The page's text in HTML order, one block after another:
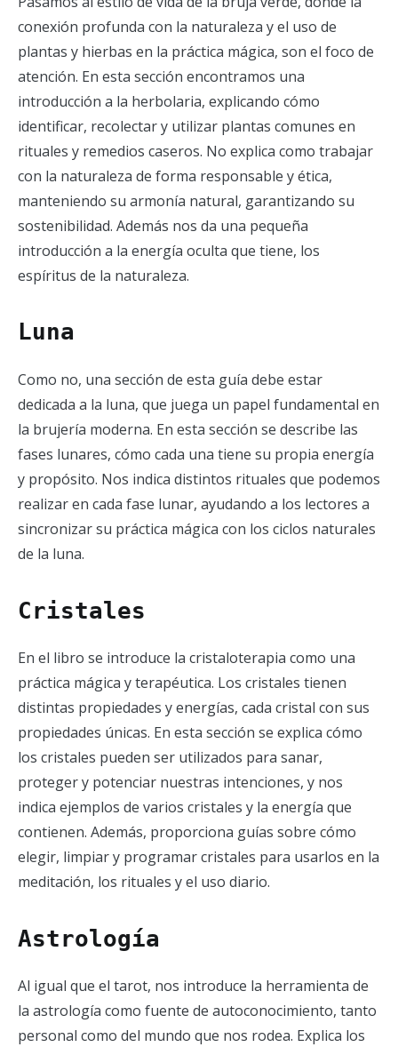
conexión profunda con la naturaleza y el uso de
plantas y hierbas en la práctica mágica, son el foco de
atención. En esta sección encontramos una
introducción a la herbolaria, explicando cómo
identificar, recolectar y utilizar plantas comunes en
rituales y remedios caseros. No explica como trabajar
con la naturaleza de forma responsable y ética,
manteniendo su armonía natural, garantizando su
sostenibilidad. Además nos da una pequeña
introducción a la energía oculta que tiene, los
espíritus de la naturaleza.
Luna
Como no, una sección de esta guía debe estar
dedicada a la luna, que juega un papel fundamental en
la brujería moderna. En esta sección se describe las
fases lunares, cómo cada una tiene su propia energía
y propósito. Nos indica distintos rituales que podemos
realizar en cada fase lunar, ayudando a los lectores a
sincronizar su práctica mágica con los ciclos naturales
de la luna.
Cristales
En el libro se introduce la cristaloterapia como una
práctica mágica y terapéutica. Los cristales tienen
distintas propiedades y energías, cada cristal con sus
propiedades únicas. En esta sección se explica cómo
los cristales pueden ser utilizados para sanar,
proteger y potenciar nuestras intenciones, y nos
indica ejemplos de varios cristales y la energía que
contienen. Además, proporciona guías sobre cómo
elegir, limpiar y programar cristales para usarlos en la
meditación, los rituales y el uso diario.
Astrología
Al igual que el tarot, nos introduce la herramienta de
la astrología como fuente de autoconocimiento, tanto
personal como del mundo que nos rodea. Explica los